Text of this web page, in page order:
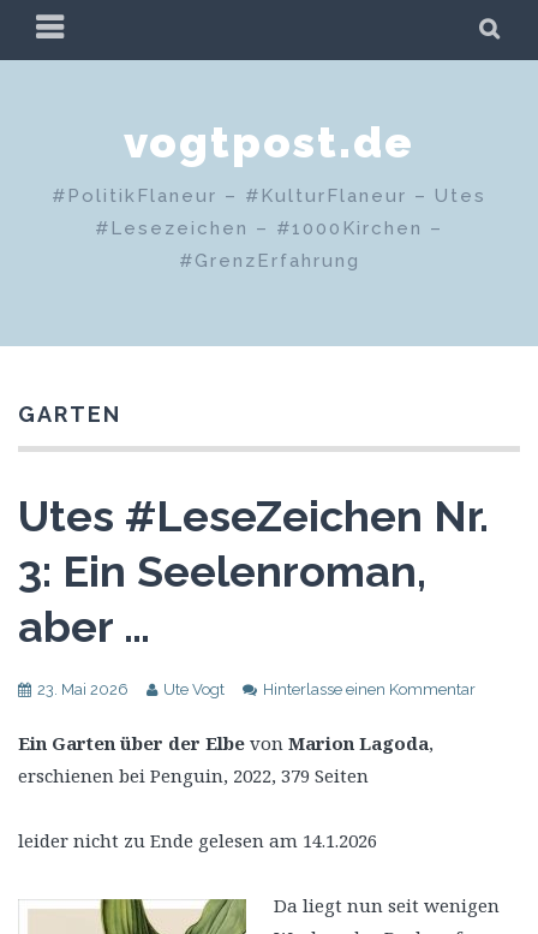
Zum
PRIMÄRES
MENÜ
vogtpost.de
#PolitikFlaneur – #KulturFlaneur – Utes
#Lesezeichen – #1000Kirchen –
#GrenzErfahrung
GARTEN
Utes #LeseZeichen Nr.
3: Ein Seelenroman,
aber …
23. Mai 2026 Ute Vogt Hinterlasse einen Kommentar
Ein Garten über der Elbe von Marion Lagoda,
erschienen bei Penguin, 2022, 379 Seiten
leider nicht zu Ende gelesen am 14.1.2026
Da liegt nun seit wenigen